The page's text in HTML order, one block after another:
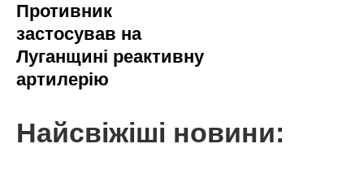
Противник
застосував на
Луганщині реактивну
артилерію
Найсвіжіші новини: